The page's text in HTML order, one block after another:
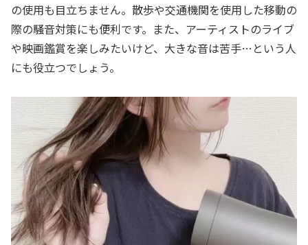
の使用も目立ちません。散歩や交通機関を使用した移動の
際の騒音対策にも便利です。また、アーティストのライブ
や映画鑑賞を楽しみたいけど、大きな音は苦手…という人
にも役立つでしょう。